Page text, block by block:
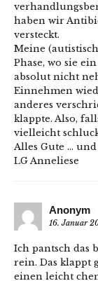
haben wir
versteckt.
Meine
Phase, wo sie
absolut nicht
Einnehmen
anderes
klappte. Also,
vielleicht
Alles Gute …
LG Anneliese
Anonym
16. Januar
Ich pantsch das
rein. Das klappt
einen leicht